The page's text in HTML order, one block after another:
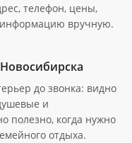
телефон, цены,
вручную.
до звонка: видно
и
полезно, когда нужно
отдыха.